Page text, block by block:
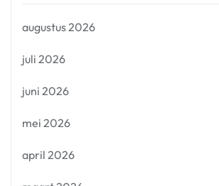
augustus 2026
juli 2026
juni 2026
mei 2026
april 2026